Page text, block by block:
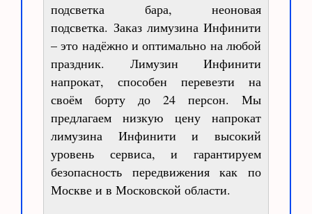
подсветка бара, неоновая
подсветка. Заказ лимузина Инфинити
– это надёжно и оптимально на любой
праздник. Лимузин Инфинити
напрокат, способен перевезти на
своём борту до 24 персон. Мы
предлагаем низкую цену напрокат
лимузина Инфинити и высокий
уровень сервиса, и гарантируем
безопасность передвижения как по
Москве и в Московской области.